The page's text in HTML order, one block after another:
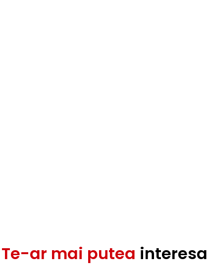
Te-ar mai putea interesa